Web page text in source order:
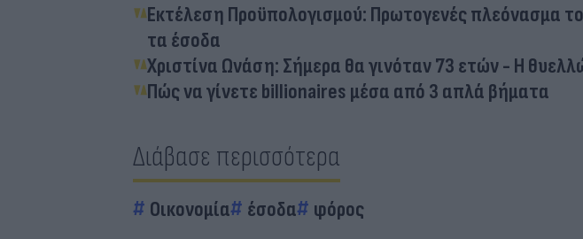
Εκτέλεση Προϋπολογισμού: Πρωτογενές πλεόνασμα
τα έσοδα
Χριστίνα Ωνάση: Σήμερα θα γινόταν 73 ετών - Η
Πώς να γίνετε billionaires μέσα από 3 απλά βήματα
Διάβασε περισσότερα
Οικονομία έσοδα φόρος